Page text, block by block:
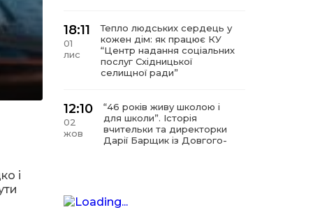
і
18:11
01
лис
Тепло людських сердець у
кожен дім: як працює КУ
“Центр надання соціальних
послуг Східницької
селищної ради”
12:10
02
жов
“46 років живу школою і
для школи”. Історія
вчительки та директорки
Дарії Барщик із Довгого-
11 вер
любові до дітей”. Інтерв’ю
з директором КЗ